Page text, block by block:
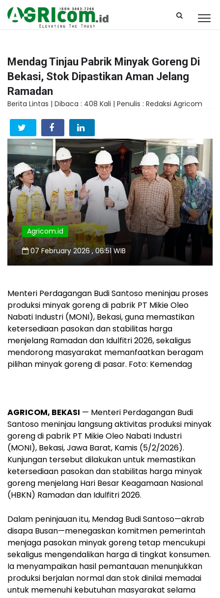
Mendag Tinjau Pabrik Minyak Goreng Di
Bekasi, Stok Dipastikan Aman Jelang
Ramadan
Berita Lintas | Dibaca : 408 Kali | Penulis : Redaksi Agricom
Agricom.id
07 February 2026 , 06:51 WIB
Menteri Perdagangan Budi Santoso meninjau proses
produksi minyak goreng di pabrik PT Mikie Oleo
Nabati Industri (MONI), Bekasi, guna memastikan
ketersediaan pasokan dan stabilitas harga
menjelang Ramadan dan Idulfitri 2026, sekaligus
mendorong masyarakat memanfaatkan beragam
pilihan minyak goreng di pasar. Foto: Kemendag
AGRICOM, BEKASI — Menteri Perdagangan Budi
Santoso meninjau langsung aktivitas produksi minyak
goreng di pabrik PT Mikie Oleo Nabati Industri
(MONI), Bekasi, Jawa Barat, Kamis (5/2/2026).
Kunjungan tersebut dilakukan untuk memastikan
ketersediaan pasokan dan stabilitas harga minyak
goreng menjelang Hari Besar Keagamaan Nasional
(HBKN) Ramadan dan Idulfitri 2026.
Dalam peninjauan itu, Mendag Budi Santoso—akrab
disapa Busan—menegaskan komitmen pemerintah
menjaga pasokan minyak goreng tetap mencukupi
sekaligus mengendalikan harga di tingkat konsumen.
Ia menyampaikan hasil pemantauan menunjukkan
produksi berjalan normal dan stok dinilai memadai
untuk memenuhi kebutuhan masyarakat selama